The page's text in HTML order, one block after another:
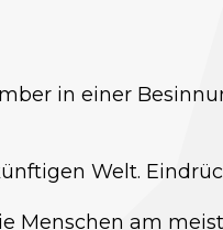
in einer
Welt.
Menschen am